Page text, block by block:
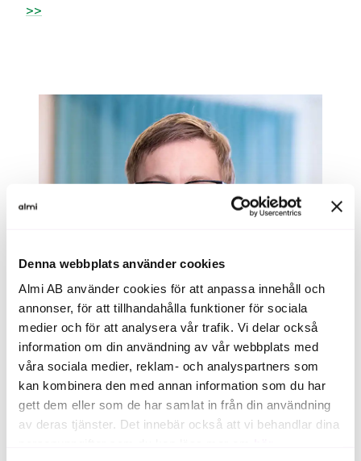
Denna webbplats använder cookies
Almi AB använder cookies för att anpassa innehåll och
annonser, för att tillhandahålla funktioner för sociala
medier och för att analysera vår trafik. Vi delar också
information om din användning av vår webbplats med
våra sociala medier, reklam- och analyspartners som
kan kombinera den med annan information som du har
gett dem eller som de har samlat in från din användning
av deras tjänster. Det innebär också att vi behandlar dina
>>
linus.andersson@almi.se